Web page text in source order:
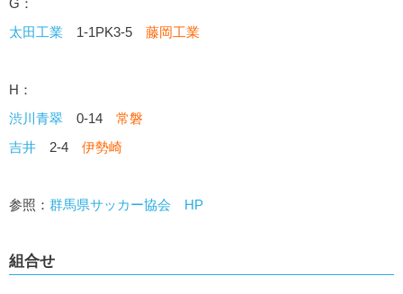
G：
太田工業 1-1PK3-5 藤岡工業
H：
渋川青翠 0-14 常磐
吉井 2-4 伊勢崎
参照： 群馬県サッカー協会 HP
組合せ